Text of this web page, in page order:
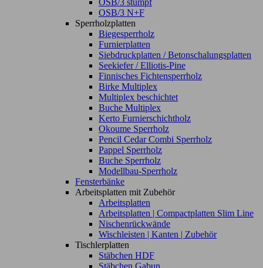
OSB/3 stumpf
OSB/3 N+F
Sperrholzplatten
Biegesperrholz
Furnierplatten
Siebdruckplatten / Betonschalungsplatten
Seekiefer / Elliotis-Pine
Finnisches Fichtensperrholz
Birke Multiplex
Multiplex beschichtet
Buche Multiplex
Kerto Furnierschichtholz
Okoume Sperrholz
Pencil Cedar Combi Sperrholz
Pappel Sperrholz
Buche Sperrholz
Modellbau-Sperrholz
Fensterbänke
Arbeitsplatten mit Zubehör
Arbeitsplatten
Arbeitsplatten | Compactplatten Slim Line
Nischenrückwände
Wischleisten | Kanten | Zubehör
Tischlerplatten
Stäbchen HDF